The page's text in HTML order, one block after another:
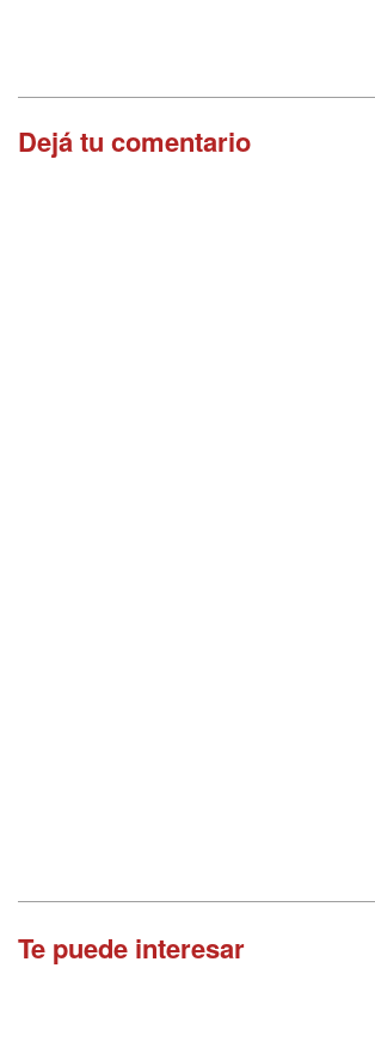
Dejá tu comentario
Te puede interesar